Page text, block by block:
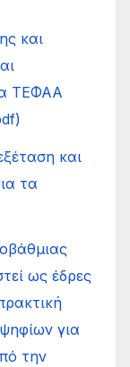
και
ΤΕΦΑΑ
και
τα
ως έδρες
για
την